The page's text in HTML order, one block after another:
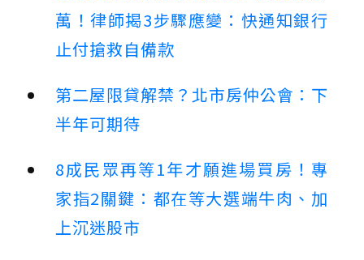
萬！律師揭3步驟應變：快通知銀行
止付搶救自備款
第二屋限貸解禁？北市房仲公會：下
半年可期待
8成民眾再等1年才願進場買房！專
家指2關鍵：都在等大選端牛肉、加
上沉迷股市